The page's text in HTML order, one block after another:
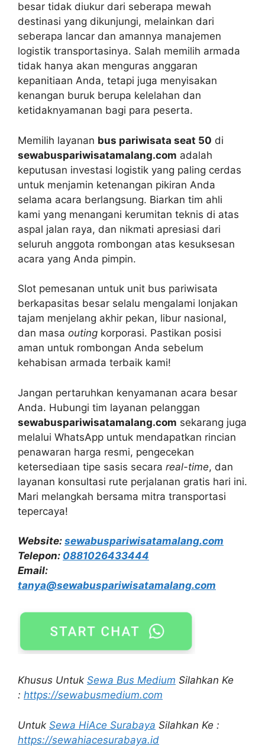
besar tidak diukur dari seberapa mewah
destinasi yang dikunjungi, melainkan dari
seberapa lancar dan amannya manajemen
logistik transportasinya. Salah memilih armada
tidak hanya akan menguras anggaran
kepanitiaan Anda, tetapi juga menyisakan
kenangan buruk berupa kelelahan dan
ketidaknyamanan bagi para peserta.
Memilih layanan bus pariwisata seat 50 di
sewabuspariwisatamalang.com adalah
keputusan investasi logistik yang paling cerdas
untuk menjamin ketenangan pikiran Anda
selama acara berlangsung. Biarkan tim ahli
kami yang menangani kerumitan teknis di atas
aspal jalan raya, dan nikmati apresiasi dari
seluruh anggota rombongan atas kesuksesan
acara yang Anda pimpin.
Slot pemesanan untuk unit bus pariwisata
berkapasitas besar selalu mengalami lonjakan
tajam menjelang akhir pekan, libur nasional,
dan masa outing korporasi. Pastikan posisi
aman untuk rombongan Anda sebelum
kehabisan armada terbaik kami!
Jangan pertaruhkan kenyamanan acara besar
Anda. Hubungi tim layanan pelanggan
sewabuspariwisatamalang.com sekarang juga
melalui WhatsApp untuk mendapatkan rincian
penawaran harga resmi, pengecekan
ketersediaan tipe sasis secara real-time, dan
layanan konsultasi rute perjalanan gratis hari ini.
Mari melangkah bersama mitra transportasi
tepercaya!
Website: sewabuspariwisatamalang.com
Telepon: 0881026433444
Email:
tanya@sewabuspariwisatamalang.com
Khusus Untuk Sewa Bus Medium Silahkan Ke
: https://sewabusmedium.com
Untuk Sewa HiAce Surabaya Silahkan Ke :
https://sewahiacesurabaya.id